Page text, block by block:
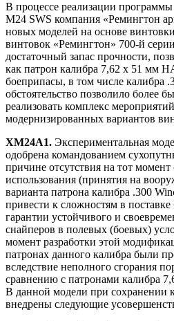
В процессе реализации
М24 SWS компания «Ремингтон
новых моделей на основе
винтовок «Ремингтон» 700-й
достаточный запас прочности,
как патрон калибра 7,62 х 51 мм
боеприпасы, в том числе калибра
обстоятельство позволило более
реализовать комплекс
модернизированных вариантов
ХМ24А1. Экспериментальная
одобрена командованием
причине отсутствия на тот момент
использования (принятия на
варианта патрона калибра .300
привести к сложностям в
гарантии устойчивого и
снайперов в полевых (боевых)
момент разработки этой
патронах данного калибра были
вследствие неполного сгорания
сравнению с патронами калибра
В данной модели при сохранении
внедрены следующие